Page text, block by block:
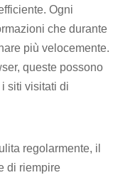
Ogni
che durante
più velocemente.
queste possono
siti visitati di
regolarmente, il
di riempire